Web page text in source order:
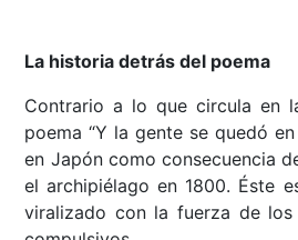
La historia detrás del poema
Contrario a lo que circula en
poema “Y la gente se quedó
en Japón como consecuencia
el archipiélago en 1800. Éste
viralizado con la fuerza de